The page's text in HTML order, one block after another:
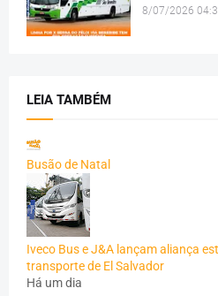
8/07/2026
LEIA TAMBÉM
Busão de Natal
Iveco Bus e J&A lançam aliança
transporte de El Salvador
Há um dia